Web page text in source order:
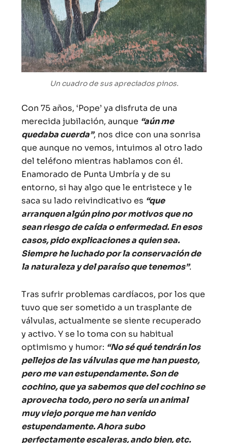
Un cuadro de sus apreciados pinos.
Con 75 años, ‘Pope’ ya disfruta de una
merecida jubilación, aunque “aún me
quedaba cuerda”, nos dice con una sonrisa
que aunque no vemos, intuimos al otro lado
del teléfono mientras hablamos con él.
Enamorado de Punta Umbría y de su
entorno, si hay algo que le entristece y le
saca su lado reivindicativo es “que
arranquen algún pino por motivos que no
sean riesgo de caída o enfermedad. En esos
casos, pido explicaciones a quien sea.
Siempre he luchado por la conservación de
la naturaleza y del paraíso que tenemos”.
Tras sufrir problemas cardíacos, por los que
tuvo que ser sometido a un trasplante de
válvulas, actualmente se siente recuperado
y activo. Y se lo toma con su habitual
optimismo y humor: “No sé qué tendrán los
pellejos de las válvulas que me han puesto,
pero me van estupendamente. Son de
cochino, que ya sabemos que del cochino se
aprovecha todo, pero no sería un animal
muy viejo porque me han venido
estupendamente. Ahora subo
perfectamente escaleras, ando bien, etc.